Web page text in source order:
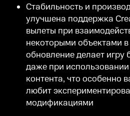
Стабильность и
улучшена поддержка
вылеты при
некоторыми объектами в
обновление делает игру
даже при
контента, что особенно
любит
модификациями